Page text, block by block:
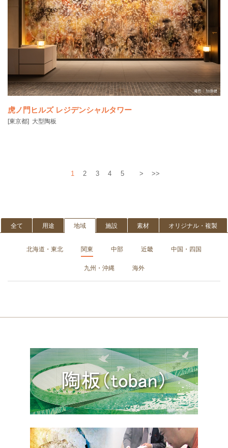
JR新橋駅前の「新橋SL広場」のリニューアルを記念して、明治時代に
港区の海上に築
虎ノ門ヒルズ レジデンシャルタワー
[東京都] 大型陶板
1 2 3 4 5 > >>
全て 用途 地域 施設 素材 オリジナル・複製
北海道・東北 関東 中部 近畿 中国・四国
九州・沖縄 海外